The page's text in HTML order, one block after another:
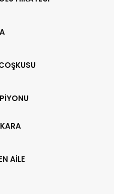
AİLE